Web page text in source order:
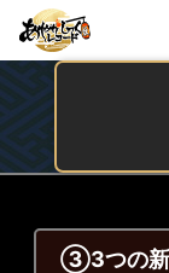
③3つの新